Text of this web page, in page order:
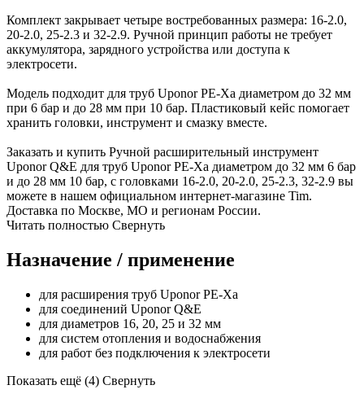
Комплект закрывает четыре востребованных размера: 16-2.0,
20-2.0, 25-2.3 и 32-2.9. Ручной принцип работы не требует
аккумулятора, зарядного устройства или доступа к
электросети.
Модель подходит для труб Uponor PE-Xa диаметром до 32 мм
при 6 бар и до 28 мм при 10 бар. Пластиковый кейс помогает
хранить головки, инструмент и смазку вместе.
Заказать и купить Ручной расширительный инструмент
Uponor Q&E для труб Uponor PE-Xa диаметром до 32 мм 6 бар
и до 28 мм 10 бар, с головками 16-2.0, 20-2.0, 25-2.3, 32-2.9 вы
можете в нашем официальном интернет-магазине Tim.
Доставка по Москве, МО и регионам России.
Читать полностью Свернуть
Назначение / применение
для расширения труб Uponor PE-Xa
для соединений Uponor Q&E
для диаметров 16, 20, 25 и 32 мм
для систем отопления и водоснабжения
для работ без подключения к электросети
Показать ещё (4) Свернуть